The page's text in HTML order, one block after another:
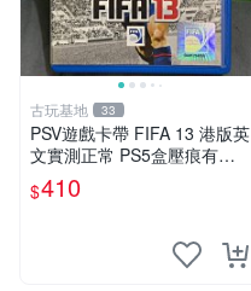
古玩基地 33
PSV遊戲卡帶 FIFA 13 港版英
文實測正常 PS5盒壓痕有圖
可驗收 FIFA 13 PSV 港版 游
玩無問題 PSV FIFA 13 港版
$410